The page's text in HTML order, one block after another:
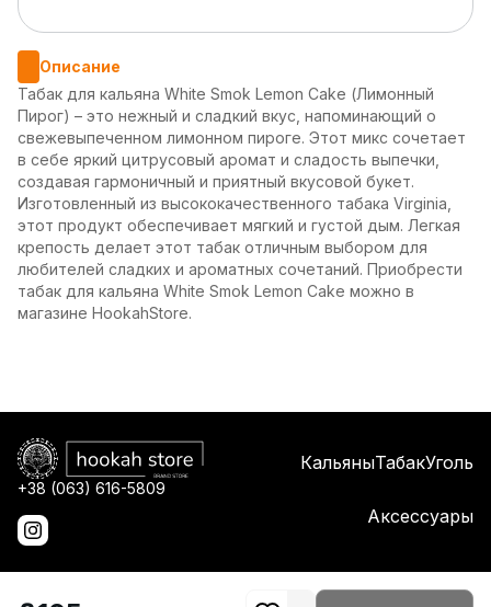
Описание
Табак для кальяна White Smok Lemon Cake (Лимонный
Пирог) – это нежный и сладкий вкус, напоминающий о
свежевыпеченном лимонном пироге. Этот микс сочетает
в себе яркий цитрусовый аромат и сладость выпечки,
создавая гармоничный и приятный вкусовой букет.
Изготовленный из высококачественного табака Virginia,
этот продукт обеспечивает мягкий и густой дым. Легкая
крепость делает этот табак отличным выбором для
любителей сладких и ароматных сочетаний. Приобрести
табак для кальяна White Smok Lemon Cake можно в
магазине HookahStore.
+38 (063) 616-5809
КальяныТабакУголь
Аксессуары